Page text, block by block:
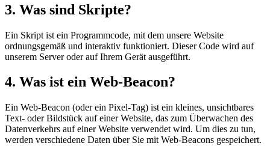
3. Was sind Skripte?
Ein Skript ist ein Programmcode, mit dem unsere Website
ordnungsgemäß und interaktiv funktioniert. Dieser Code wird auf
unserem Server oder auf Ihrem Gerät ausgeführt.
4. Was ist ein Web-Beacon?
Ein Web-Beacon (oder ein Pixel-Tag) ist ein kleines, unsichtbares
Text- oder Bildstück auf einer Website, das zum Überwachen des
Datenverkehrs auf einer Website verwendet wird. Um dies zu tun,
werden verschiedene Daten über Sie mit Web-Beacons gespeichert.